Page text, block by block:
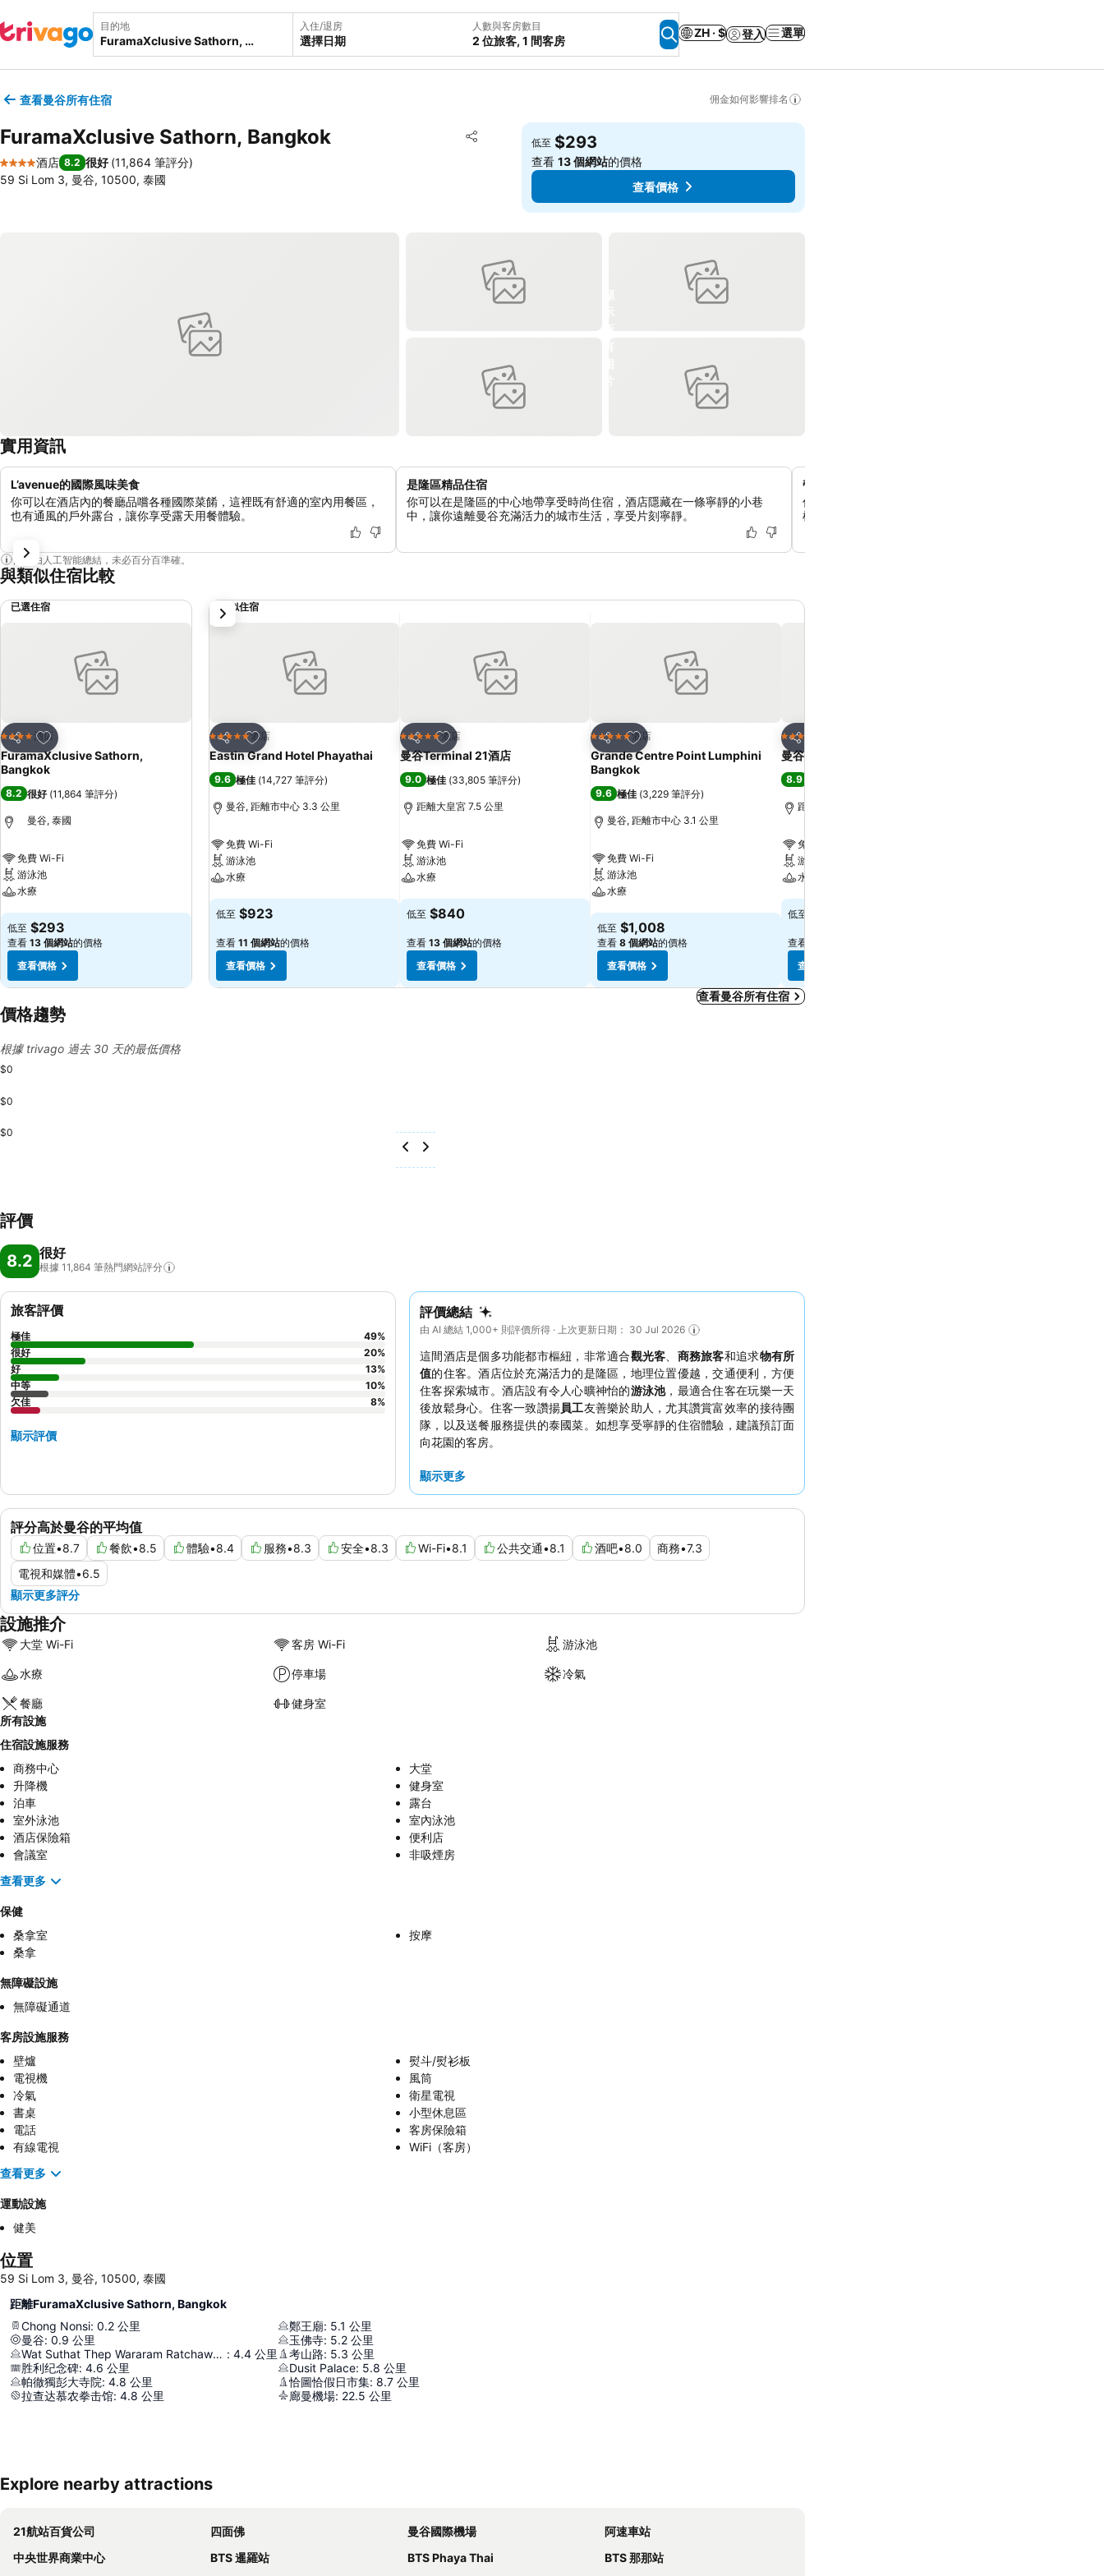
目的地 入住/退房
選擇日期
人數與客房數目
2 位旅客, 1 間客房
ZH · $ 登入 選單
查看曼谷所有住宿 佣金如何影響排名
FuramaXclusive Sathorn, Bangkok 分享
放到收藏夾
4 星級
酒店 8.2 很好 (11,864 筆評分)
59 Si Lom 3, 曼谷, 10500, 泰國
低至 $293
查看13 個網站的價格
查看價格
實用資訊
L’avenue的國際風味美食
你可以在酒店內的餐廳品嚐各種國際菜餚，這裡既有舒適的室內用餐區，
也有通風的戶外露台，讓你享受露天用餐體驗。
是隆區精品住宿
你可以在是隆區的中心地帶享受時尚住宿，酒店隱藏在一條寧靜的小巷
中，讓你遠離曼谷充滿活力的城市生活，享受片刻寧靜。
帶日光浴甲板的室外泳池
你可以在維護良好的三樓游泳池放鬆身心，這裡環境乾淨
椅，讓你探索城市後盡情放鬆。
內容由人工智能總結，未必百分百準確。
與類似住宿比較
已選住宿
分享
放到收藏夾
4 星級 酒店
FuramaXclusive Sathorn,
Bangkok
8.2 很好 (11,864 筆評分)
曼谷, 泰國
免費 Wi-Fi
游泳池
水療
查看價格
低至 $293
查看 13 個網站的價格
查看價格
類似住宿
分享
放到收藏夾
5 星級 酒店
Eastin Grand Hotel Phayathai
9.6 極佳 (14,727 筆評分)
曼谷, 距離市中心 3.3 公里
免費 Wi-Fi
游泳池
水療
查看價格
低至 $923
查看 11 個網站的價格
查看價格
分享
放到收藏夾
5 星級 酒店
曼谷Terminal 21酒店
9.0 極佳 (33,805 筆評分)
距離大皇宮 7.5 公里
免費 Wi-Fi
游泳池
水療
查看價格
低至 $840
查看 13 個網站的價格
查看價格
分享
放到收藏夾
5 星級 酒店
Grande Centre Point Lumphini
Bangkok
9.6 極佳 (3,229 筆評分)
曼谷, 距離市中心 3.1 公里
免費 Wi-Fi
游泳池
水療
查看價格
低至 $1,008
查看 8 個網站的價格
查看價格
分享
5 星級
曼谷拉查丹利中心酒店
8.9
距離大皇宮 5.2 公里
免費 Wi-Fi
游泳池
水療
查看價格
低至
查看
查看價格
下一步
查看曼谷所有住宿
價格趨勢
根據 trivago 過去 30 天的最低價格
$0
$0
$0
評價
8.2 很好
根據 11,864 筆熱門網站評分
評價總結
由 AI 總結 1,000+ 則評價所得 · 上次更新日期： 30 Jul 2026
這間酒店是個多功能都市樞紐，非常適合觀光客 商務旅客和追求物有所
值的住客。酒店位於充滿活力的是隆區，地理位置優越，交通便利，方便
住客探索城市。酒店設有令人心曠神怡的游泳池，最適合住客在玩樂一天
後放鬆身心。住客一致讚揚員工友善樂於助人，尤其讚賞富效率的接待團
隊，以及送餐服務提供的泰國菜。如想享受寧靜的住宿體驗，建議預訂面
向花園的客房。
顯示更多
評分高於曼谷的平均值
位置•8.7 餐飲•8.5 體驗•8.4 服務•8.3 安全•8.3 Wi-Fi•8.1 公共交通•8.1 酒吧•8.0 商務•7.3
電視和媒體•6.5
顯示更多評分
旅客評價
極佳 49%
很好
20%
好
13%
中等
10%
欠佳
8%
顯示評價
設施推介
大堂 Wi-Fi 客房 Wi-Fi 游泳池
水療 停車場 冷氣
餐廳
健身室
所有設施
住宿設施服務
商務中心
大堂
升降機
健身室
泊車
露台
室外泳池
室內泳池
酒店保險箱
便利店
會議室
非吸煙房
查看更多
保健
桑拿室
按摩
桑拿
無障礙設施
無障礙通道
客房設施服務
壁爐
熨斗/熨衫板
電視機
風筒
冷氣
衛星電視
書桌
小型休息區
電話
客房保險箱
有線電視
WiFi（客房）
查看更多
運動設施
健美
位置
59 Si Lom 3, 曼谷, 10500, 泰國
距離FuramaXclusive Sathorn, Bangkok
Chong Nonsi: 0.2 公里
曼谷: 0.9 公里
Wat Suthat Thep Wararam Ratchaworamahawihan : 4.4 公里
胜利纪念碑: 4.6 公里
帕徹獨彭大寺院: 4.8 公里
拉查达慕农拳击馆: 4.8 公里
鄭王廟: 5.1 公里
玉佛寺: 5.2 公里
考山路: 5.3 公里
Dusit Palace: 5.8 公里
恰圖恰假日市集: 8.7 公里
廊曼機場: 22.5 公里
Explore nearby attractions
21航站百貨公司 四面佛 曼谷國際機場
阿速車站
中央世界商業中心
BTS 暹羅站 BTS Phaya Thai
BTS 那那站